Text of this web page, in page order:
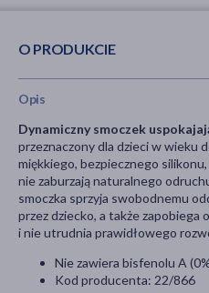
O PRODUKCIE
Opis
Dynamiczny smoczek
przeznaczony dla dzieci w wieku
miękkiego, bezpiecznego
nie zaburzają naturalnego
smoczka sprzyja swobodnemu
przez dziecko, a także zapobiega
i nie utrudnia prawidłowego
Nie zawiera bisfenolu A
Kod producenta: 22/866